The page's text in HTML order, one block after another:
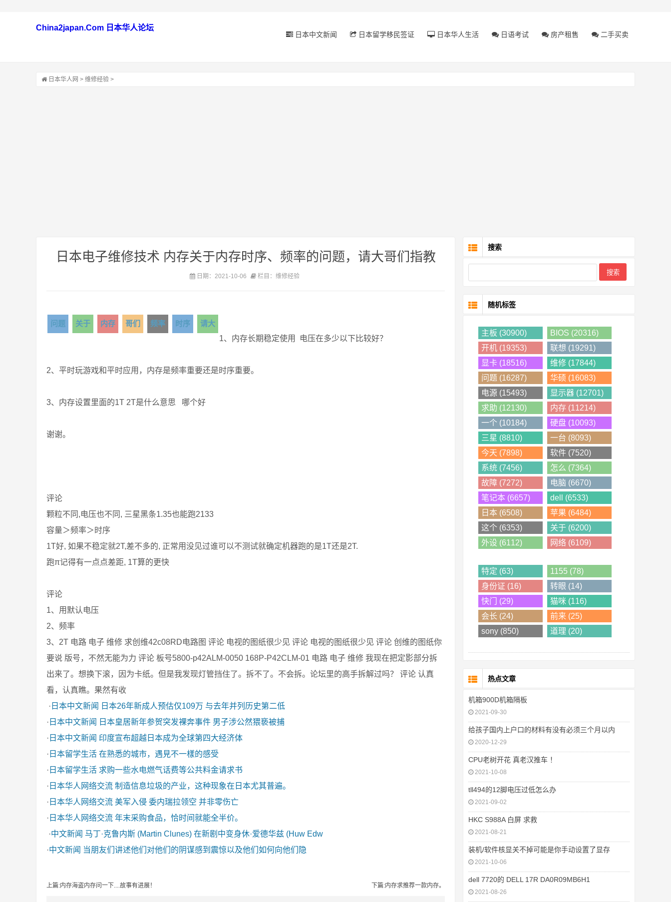
China2japan.Com 日本华人论坛
日本中文新闻 日本留学移民签证 日本华人生活 日语考试 房产租售 二手买卖
日本华人网 > 维修经验 >
日本电子维修技术 内存关于内存时序、频率的问题，请大哥们指教
日期：2021-10-06 栏目：维修经验
问题 关于 内存 哥们 频率 时序
请大
1、内存长期稳定使用 电压在多少以下比较好？
2、平时玩游戏和平时应用，内存是频率重要还是时序重要。
3、内存设置里面的1T 2T是什么意思 哪个好
谢谢。
评论
颗粒不同,电压也不同, 三星黑条1.35也能跑2133
容量＞频率＞时序
1T好, 如果不稳定就2T,差不多的, 正常用没见过谁可以不测试就确定机器跑的是1T还是2T.
跑π记得有一点点差距, 1T算的更快
评论
1、用默认电压
2、频率
3、2T 电路 电子 维修 求创维42c08RD电路图 评论 电视的图纸很少见 评论 电视的图纸很少见 评论 创维的图纸你
要说 版号，不然无能为力 评论 板号5800-p42ALM-0050 168P-P42CLM-01 电路 电子 维修 我现在把定影部分拆
出来了。想换下滚，因为卡纸。但是我发现灯管挡住了。拆不了。不会拆。论坛里的高手拆解过吗？ 评论 认真
看，认真瞧。果然有收
· 日本中文新闻
日本26年新成人预估仅109万 与去年并列历史第二低
· 日本中文新闻
日本皇居新年参贺突发裸奔事件 男子涉公然猥亵被捕
· 日本中文新闻 印度宣布超越日本成为全球第四大经济体
· 日本留学生活 在熟悉的城市，遇見不一樣的感受
· 日本留学生活 求购一些水电燃气话费等公共料金请求书
· 日本华人网络交流 制造信息垃圾的产业，这种现象在日本尤其普遍。
· 日本华人网络交流 美军入侵 委内瑞拉领空 并非零伤亡
· 日本华人网络交流 年末采购食品，恰时间就能全半价。
·中文新闻 马丁·克鲁内斯 (Martin Clunes) 在新剧中变身休·爱德华兹 (Huw Edw
·中文新闻 当朋友们讲述他们对他们的阴谋感到震惊以及他们如何向他们隐
上篇:内存海盗内存问一下....故事有进展！ 下篇:内存求推荐一款内存。
搜索
随机标签
主板 (30900)
BIOS (20316)
开机 (19353)
联想 (19291)
显卡 (18516)
维修 (17844)
问题 (16287)
华硕 (16083)
电源 (15493)
显示器 (12701)
求助 (12130)
内存 (11214)
一个 (10184)
硬盘 (10093)
三星 (8810)
一台 (8093)
今天 (7898)
软件 (7520)
系统 (7456)
怎么 (7364)
故障 (7272)
电脑 (6670)
笔记本 (6657)
dell (6533)
日本 (6508)
苹果 (6484)
这个 (6353)
关于 (6200)
外设 (6112)
网络 (6109)
特定 (63)
1155 (78)
身份证 (16)
转眼 (14)
快门 (29)
猫咪 (116)
会长 (24)
前来 (25)
sony (850)
道理 (20)
热点文章
机箱900D机箱隔板
2021-09-30
给孩子国内上户口的材料有没有必须三个月以内
2020-12-29
CPU老树开花 真老汉推车 ！
2021-10-08
tll494的12脚电压过低怎么办
2021-09-02
HKC S988A 白屏 求救
2021-08-21
装机/软件核显关不掉可能是你手动设置了显存
2021-10-06
dell 7720的 DELL 17R DA0R09MB6H1
2021-08-26